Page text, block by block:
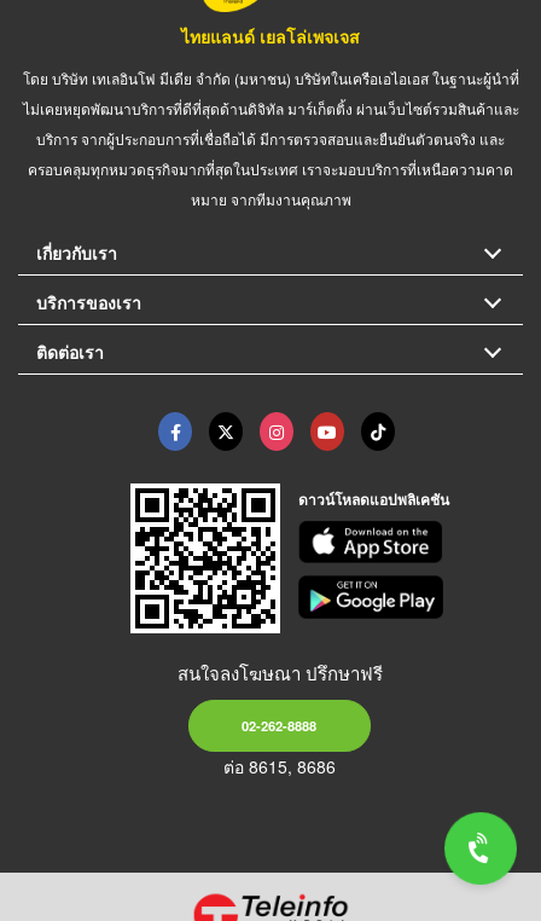
ไทยแลนด์ เยลโล่เพจเจส
โดย บริษัท เทเลอินโฟ มีเดีย จำกัด (มหาชน) บริษัทในเครือเอไอเอส ในฐานะผู้นำที่
ไม่เคยหยุดพัฒนาบริการที่ดีที่สุดด้านดิจิทัล มาร์เก็ตติ้ง ผ่านเว็บไซต์รวมสินค้าและ
บริการ จากผู้ประกอบการที่เชื่อถือได้ มีการตรวจสอบและยืนยันตัวตนจริง และ
ครอบคลุมทุกหมวดธุรกิจมากที่สุดในประเทศ เราจะมอบบริการที่เหนือความคาด
หมาย จากทีมงานคุณภาพ
เกี่ยวกับเรา
บริการของเรา
ติดต่อเรา
ดาวน์โหลดแอปพลิเคชัน
สนใจลงโฆษณา ปรึกษาฟรี
02-262-8888
ต่อ 8615, 8686